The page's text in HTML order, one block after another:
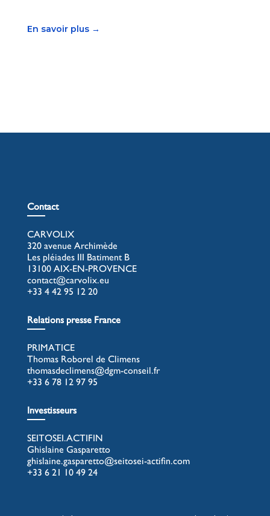
En savoir plus →
Contact
CARVOLIX
320 avenue Archimède
Les pléiades III Batiment B
13100 AIX-EN-PROVENCE
contact@carvolix.eu
+33 4 42 95 12 20
Relations presse France
PRIMATICE
Thomas Roborel de Climens
thomasdeclimens@dgm-conseil.fr
+33 6 78 12 97 95
Investisseurs
SEITOSEI.ACTIFIN
Ghislaine Gasparetto
ghislaine.gasparetto@seitosei-actifin.com
+33 6 21 10 49 24